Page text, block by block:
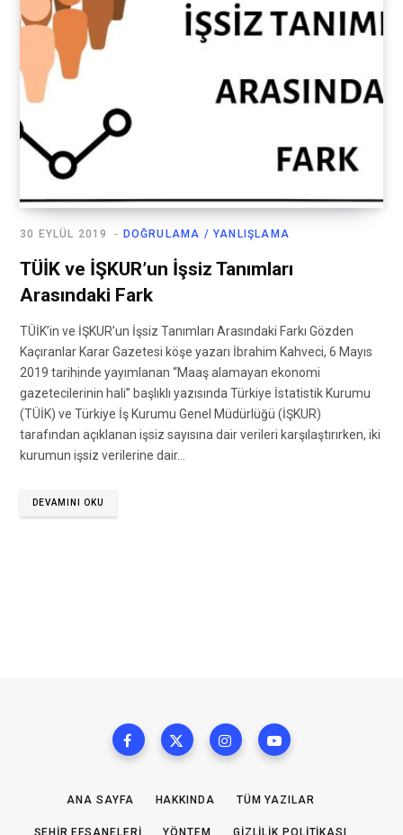
DOĞRULAMA / YANLIŞLAMA
30 EYLÜL 2019
TÜİK ve İŞKUR’un İşsiz Tanımları
Arasındaki Fark
TÜİK’in ve İŞKUR’un İşsiz Tanımları Arasındaki Farkı Gözden
Kaçıranlar Karar Gazetesi köşe yazarı İbrahim Kahveci, 6 Mayıs
2019 tarihinde yayımlanan “Maaş alamayan ekonomi
gazetecilerinin hali” başlıklı yazısında Türkiye İstatistik Kurumu
(TÜİK) ve Türkiye İş Kurumu Genel Müdürlüğü (İŞKUR)
tarafından açıklanan işsiz sayısına dair verileri karşılaştırırken, iki
kurumun işsiz verilerine dair…
DEVAMINI OKU
ANA SAYFA HAKKINDA TÜM YAZILAR
ŞEHIR EFSANELERI YÖNTEM GIZLILIK POLITIKASI